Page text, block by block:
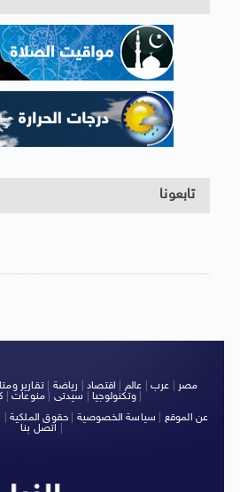
تابعونا
مصر عرب عالم اقتصاد رياضة |تقارير
وتكنولوجيا| سيدتى منوعات
|
عن الموقع
سياسة الخصوصية حقوق الملكية
اتصل بنا